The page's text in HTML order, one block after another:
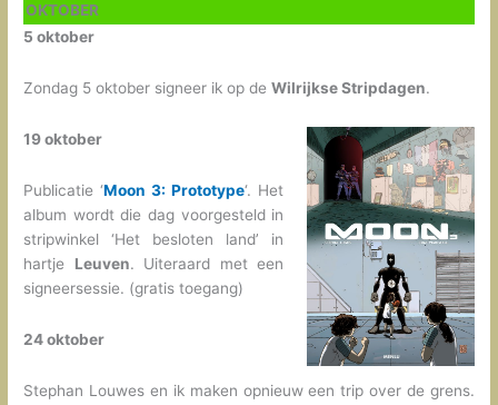
OKTOBER
5 oktober
Zondag 5 oktober signeer ik op deWilrijkse Stripdagen.
19 oktober
Publicatie ‘Moon 3: Prototype‘. Het
album wordt die dag voorgesteld in
stripwinkel ‘Het besloten land’ in
hartje Leuven. Uiteraard met een
signeersessie. (gratis toegang)
24 oktober
Stephan Louwes en ik maken opnieuw een trip over de grens.